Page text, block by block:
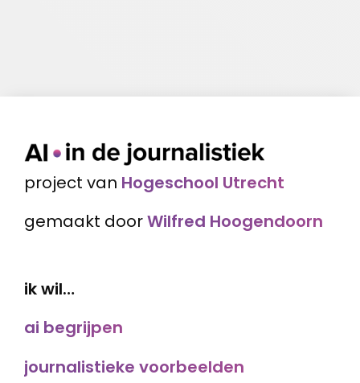
project van Hogeschool Utrecht
gemaakt doorWilfred Hoogendoorn
ik wil…
ai begrijpen
journalistieke voorbeelden